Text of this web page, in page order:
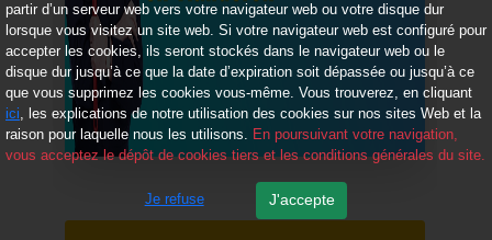
partir d’un serveur web vers votre navigateur web ou votre disque dur
lorsque vous visitez un site web. Si votre navigateur web est configuré pour
accepter les cookies, ils seront stockés dans le navigateur web ou le
disque dur jusqu’à ce que la date d’expiration soit dépassée ou jusqu’à ce
que vous supprimez les cookies vous-même. Vous trouverez, en cliquant
ici, les explications de notre utilisation des cookies sur nos sites Web et la
raison pour laquelle nous les utilisons. En poursuivant votre navigation,
vous acceptez le dépôt de cookies tiers et les conditions générales du site.
Je refuse J'accepte